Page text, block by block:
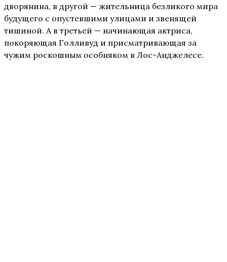
дворянина, в другой — жительница безликого мира
будущего с опустевшими улицами и звенящей
тишиной. А в третьей — начинающая актриса,
покоряющая Голливуд и присматривающая за
чужим роскошным особняком в Лос-Анджелесе.